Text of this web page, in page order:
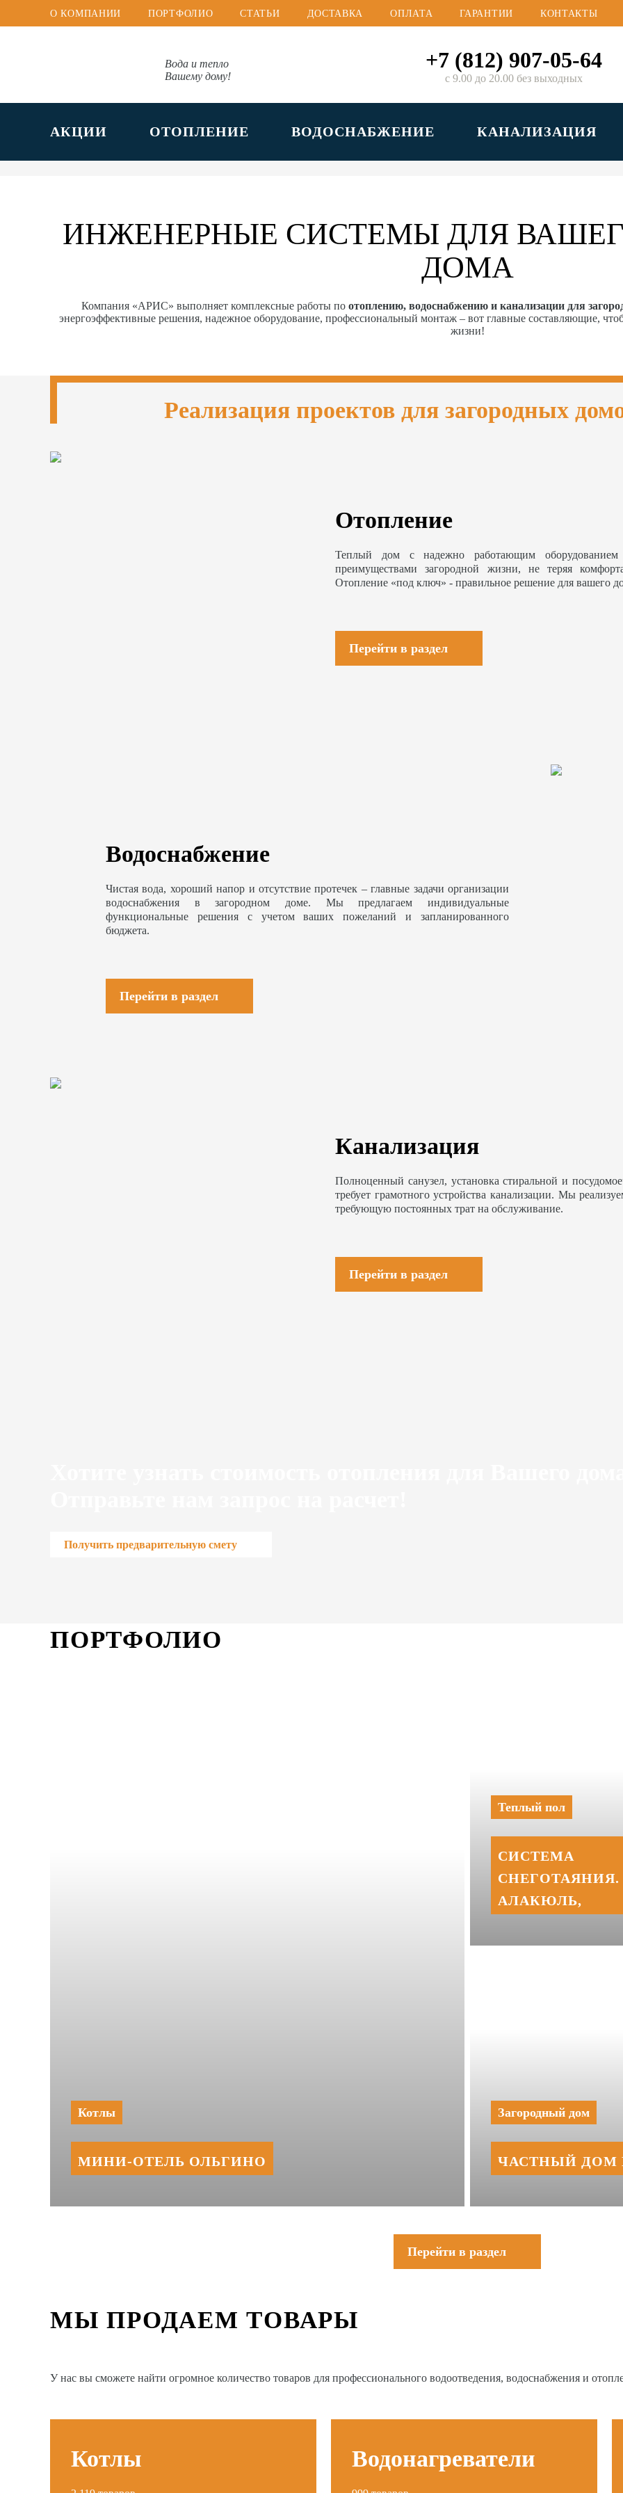
О КОМПАНИИ ПОРТФОЛИО СТАТЬИ ДОСТАВКА ОПЛАТА ГАРАНТИИ КОНТАКТЫ
Вода и тепло
Вашему дому!
+7 (812) 907-05-64
с 9.00 до 20.00 без выходных
АКЦИИ ОТОПЛЕНИЕ ВОДОСНАБЖЕНИЕ КАНАЛИЗАЦИЯ
ИНЖЕНЕРНЫЕ СИСТЕМЫ ДЛЯ
ДОМА
Компания «АРИС» выполняет комплексные работы по отоплению, водоснабжению и канализации для
энергоэффективные решения, надежное оборудование, профессиональный монтаж – вот главные составляющие,
жизни!
Реализация проектов для загородных
Отопление
Теплый дом с надежно работающим оборудованием
преимуществами загородной жизни, не теряя
Отопление «под ключ» - правильное решение для вашего
Перейти в раздел
Водоснабжение
Чистая вода, хороший напор и отсутствие протечек – главные задачи организации
водоснабжения в загородном доме. Мы предлагаем индивидуальные
функциональные решения с учетом ваших пожеланий и запланированного
бюджета.
Перейти в раздел
Канализация
Полноценный санузел, установка стиральной и
требует грамотного устройства канализации. Мы
требующую постоянных трат на обслуживание.
Перейти в раздел
Получить предварительную смету
ПОРТФОЛИО
Котлы
МИНИ‑‏ОТЕЛЬ ОЛЬГИНО
Теплый пол
СИСТЕМА
СНЕГОТАЯНИЯ.
АЛАКЮЛЬ,
Загородный дом
ЧАСТНЫЙ ДОМ
Перейти в раздел
МЫ ПРОДАЕМ ТОВАРЫ
У нас вы сможете найти огромное количество товаров для профессионального водоотведения, водоснабжения и
Котлы Водонагреватели